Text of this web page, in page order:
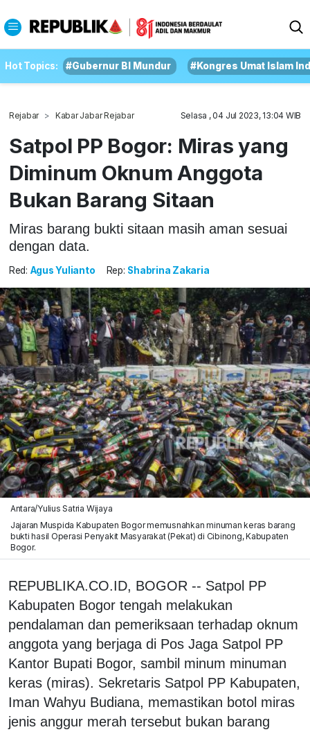
Hot Topics: #Gubernur BI Mundur #Kongres Umat Islam
Rejabar Kabar Jabar Rejabar Selasa , 04 Jul 2023, 13:04 WIB
Satpol PP Bogor: Miras yang
Diminum Oknum Anggota
Bukan Barang Sitaan
Miras barang bukti sitaan masih aman sesuai
dengan data.
Red: Agus Yulianto Rep: Shabrina Zakaria
Antara/Yulius Satria Wijaya
Jajaran Muspida Kabupaten Bogor memusnahkan minuman keras barang
bukti hasil Operasi Penyakit Masyarakat (Pekat) di Cibinong, Kabupaten
Bogor.
REPUBLIKA.CO.ID, BOGOR -- Satpol PP
Kabupaten Bogor tengah melakukan
pendalaman dan pemeriksaan terhadap oknum
anggota yang berjaga di Pos Jaga Satpol PP
Kantor Bupati Bogor, sambil minum minuman
keras (miras). Sekretaris Satpol PP Kabupaten,
Iman Wahyu Budiana, memastikan botol miras
jenis anggur merah tersebut bukan barang